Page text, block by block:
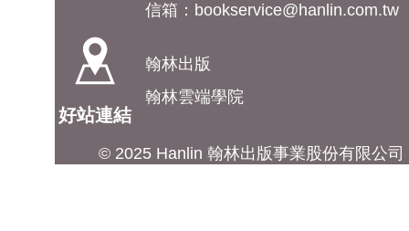
信箱： bookservice@hanlin.com.tw
好站連結
翰林出版
翰林雲端學院
© 2025 Hanlin 翰林出版事業股份有限公司